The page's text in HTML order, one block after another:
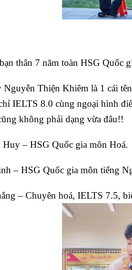
thân 7 năm toàn HSG Quốc
Thiện Khiêm là 1 cái
IELTS 8.0 cùng ngoại hình
không phải dạng vừa đâu!!
Huy – HSG Quốc gia môn Hoá.
– HSG Quốc gia môn tiếng
– Chuyên hoá, IELTS 7.5,